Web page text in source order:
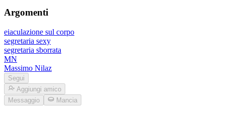
Argomenti
eiaculazione sul corpo
segretaria sexy
segretaria sborrata
MN
Massimo Nilaz
Segui
Aggiungi amico
Messaggio
Mancia